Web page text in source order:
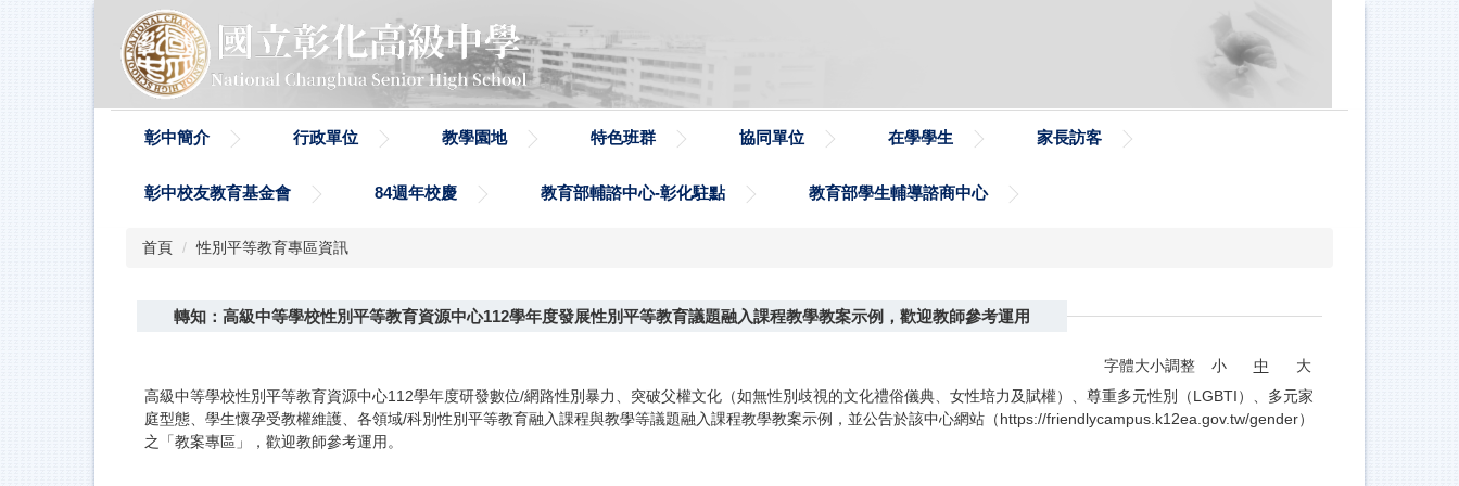
彰中簡介 行政單位 教學園地 特色班群 協同單位 在學學生 家長訪客
彰中校友教育基金會 84週年校慶 教育部輔諮中心-彰化駐點 教育部學生輔導諮商中心
首頁 性別平等教育專區資訊
轉知：高級中等學校性別平等教育資源中心112學年度發展性別平等教育議題融入課程教學教案示例，歡迎教師參考運用
字體大小調整 小 中
大
高級中等學校性別平等教育資源中心112學年度研發數位/網路性別暴力、突破父權文化（如無性別歧視的文化禮俗儀典、女性培力及賦權）、尊重多元性別（LGBTI）、多元家
庭型態、學生懷孕受教權維護、各領域/科別性別平等教育融入課程與教學等議題融入課程教學教案示例，並公告於該中心網站（https://friendlycampus.k12ea.gov.tw/gender）
之「教案專區」，歡迎教師參考運用。